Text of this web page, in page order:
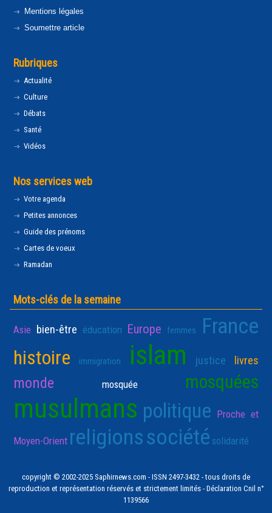
Mentions légales
Soumettre article
Rubriques
Actualité
Culture
Débats
Santé
Vidéos
Nos services web
Votre agenda
Petites annonces
Guide des prénoms
Cartes de voeux
Ramadan
Mots-clés de la semaine
Asie bien-être éducation Europe femmes France
histoire immigration islam justice livres
monde mosquée mosquées
musulmans politique Proche et
Moyen-Orient religionssociété solidarité
copyright © 2002-2025 Saphirnews.com - ISSN 2497-3432 - tous droits de
reproduction et représentation réservés et strictement limités - Déclaration Cnil n°
1139566